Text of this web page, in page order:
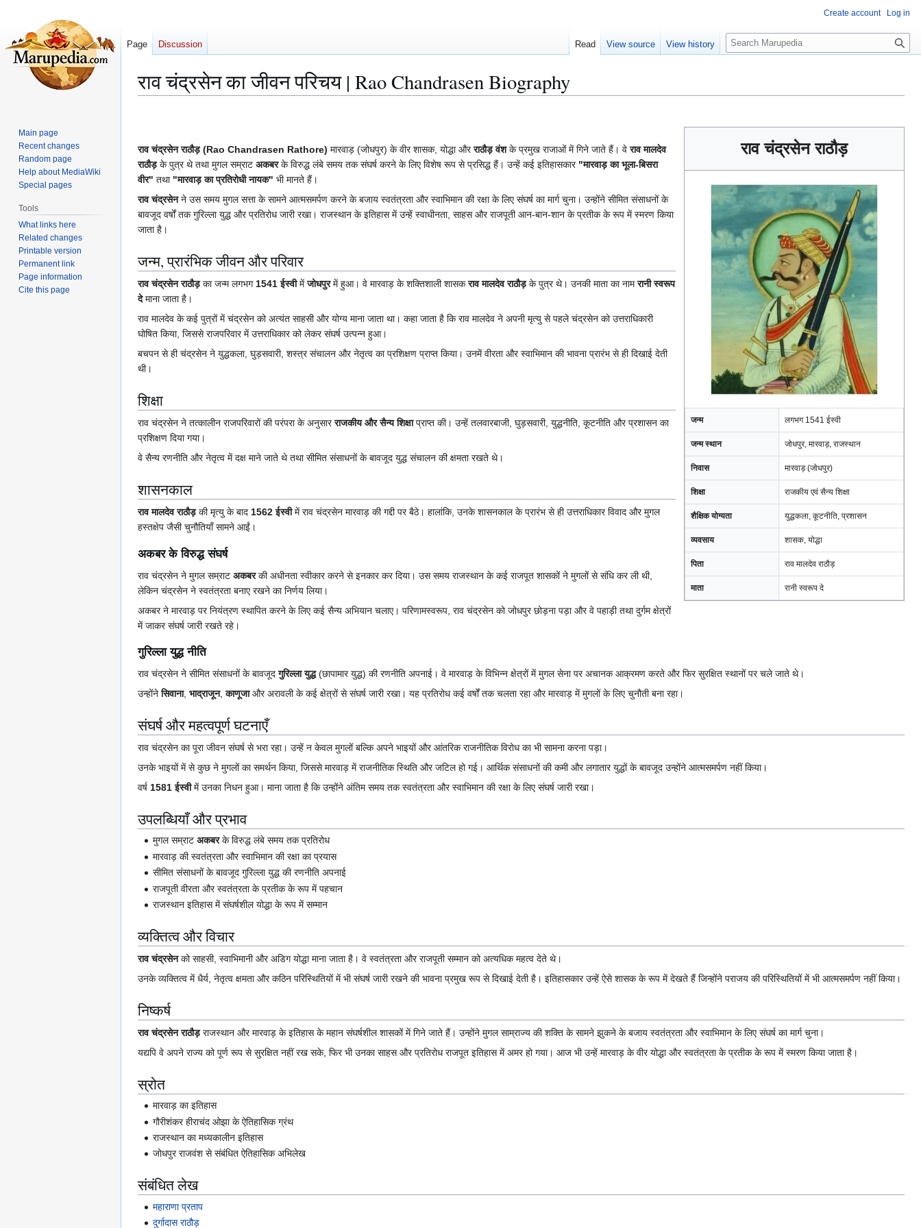
राव चंद्रसेन का जीवन परिचय | Rao Chandrasen Biography
navigation
search
राव चंद्रसेन राठौड़
जन्म लगभग 1541 ईस्वी
जन्म स्थान जोधपुर, मारवाड़, राजस्थान
निवास मारवाड़ (जोधपुर)
शिक्षा राजकीय एवं सैन्य शिक्षा
शैक्षिक योग्यता युद्धकला, कूटनीति, प्रशासन
व्यवसाय शासक, योद्धा
पिता राव मालदेव राठौड़
माता रानी स्वरूप दे
राव चंद्रसेन राठौड़ (Rao Chandrasen Rathore) मारवाड़ (जोधपुर) के वीर शासक, योद्धा औरराठौड़ वंशके प्रमुख राजाओं में गिने जाते हैं। वेराव मालदेव
राठौड़के पुत्र थे तथा मुगल सम्राट अकबरके विरुद्ध लंबे समय तक संघर्ष करने के लिए विशेष रूप से प्रसिद्ध हैं। उन्हें कई इतिहासकार "मारवाड़ का भूला-बिसरा
वीर" तथा "मारवाड़ का प्रतिरोधी नायक" भी मानते हैं।
राव चंद्रसेनने उस समय मुगल सत्ता के सामने आत्मसमर्पण करने के बजाय स्वतंत्रता और स्वाभिमान की रक्षा के लिए संघर्ष का मार्ग चुना। उन्होंने सीमित संसाधनों के
बावजूद वर्षों तक गुरिल्ला युद्ध और प्रतिरोध जारी रखा। राजस्थान के इतिहास में उन्हें स्वाधीनता, साहस और राजपूती आन-बान-शान के प्रतीक के रूप में स्मरण किया
जाता है।
जन्म, प्रारंभिक जीवन और परिवार
राव चंद्रसेन राठौड़का जन्म लगभग1541 ईस्वीमेंजोधपुरमें हुआ। वे मारवाड़ के शक्तिशाली शासकराव मालदेव राठौड़के पुत्र थे। उनकी माता का नामरानी स्वरूप
देमाना जाता है।
राव मालदेव के कई पुत्रों में चंद्रसेन को अत्यंत साहसी और योग्य माना जाता था। कहा जाता है कि राव मालदेव ने अपनी मृत्यु से पहले चंद्रसेन को उत्तराधिकारी
घोषित किया, जिससे राजपरिवार में उत्तराधिकार को लेकर संघर्ष उत्पन्न हुआ।
बचपन से ही चंद्रसेन ने युद्धकला, घुड़सवारी, शस्त्र संचालन और नेतृत्व का प्रशिक्षण प्राप्त किया। उनमें वीरता और स्वाभिमान की भावना प्रारंभ से ही दिखाई देती
थी।
शिक्षा
राव चंद्रसेन ने तत्कालीन राजपरिवारों की परंपरा के अनुसारराजकीय और सैन्य शिक्षाप्राप्त की। उन्हें तलवारबाजी, घुड़सवारी, युद्धनीति, कूटनीति और प्रशासन का
प्रशिक्षण दिया गया।
वे सैन्य रणनीति और नेतृत्व में दक्ष माने जाते थे तथा सीमित संसाधनों के बावजूद युद्ध संचालन की क्षमता रखते थे।
शासनकाल
राव मालदेव राठौड़की मृत्यु के बाद 1562 ईस्वीमें राव चंद्रसेन मारवाड़ की गद्दी पर बैठे। हालांकि, उनके शासनकाल के प्रारंभ से ही उत्तराधिकार विवाद और मुगल
हस्तक्षेप जैसी चुनौतियाँ सामने आईं।
अकबर के विरुद्ध संघर्ष
राव चंद्रसेन ने मुगल सम्राट अकबरकी अधीनता स्वीकार करने से इनकार कर दिया। उस समय राजस्थान के कई राजपूत शासकों ने मुगलों से संधि कर ली थी,
लेकिन चंद्रसेन ने स्वतंत्रता बनाए रखने का निर्णय लिया।
अकबर ने मारवाड़ पर नियंत्रण स्थापित करने के लिए कई सैन्य अभियान चलाए। परिणामस्वरूप, राव चंद्रसेन को जोधपुर छोड़ना पड़ा और वे पहाड़ी तथा दुर्गम क्षेत्रों
में जाकर संघर्ष जारी रखते रहे।
गुरिल्ला युद्ध नीति
राव चंद्रसेन ने सीमित संसाधनों के बावजूदगुरिल्ला युद्ध(छापामार युद्ध) की रणनीति अपनाई। वे मारवाड़ के विभिन्न क्षेत्रों में मुगल सेना पर अचानक आक्रमण करते और फिर सुरक्षित स्थानों पर चले जाते थे।
उन्होंनेसिवाना, भाद्राजून,काणूजाऔर अरावली के कई क्षेत्रों से संघर्ष जारी रखा। यह प्रतिरोध कई वर्षों तक चलता रहा और मारवाड़ में मुगलों के लिए चुनौती बना रहा।
संघर्ष और महत्वपूर्ण घटनाएँ
राव चंद्रसेन का पूरा जीवन संघर्ष से भरा रहा। उन्हें न केवल मुगलों बल्कि अपने भाइयों और आंतरिक राजनीतिक विरोध का भी सामना करना पड़ा।
उनके भाइयों में से कुछ ने मुगलों का समर्थन किया, जिससे मारवाड़ में राजनीतिक स्थिति और जटिल हो गई। आर्थिक संसाधनों की कमी और लगातार युद्धों के बावजूद उन्होंने आत्मसमर्पण नहीं किया।
वर्ष 1581 ईस्वीमें उनका निधन हुआ। माना जाता है कि उन्होंने अंतिम समय तक स्वतंत्रता और स्वाभिमान की रक्षा के लिए संघर्ष जारी रखा।
उपलब्धियाँ और प्रभाव
मुगल सम्राटअकबरके विरुद्ध लंबे समय तक प्रतिरोध
मारवाड़ की स्वतंत्रता और स्वाभिमान की रक्षा का प्रयास
सीमित संसाधनों के बावजूद गुरिल्ला युद्ध की रणनीति अपनाई
राजपूती वीरता और स्वतंत्रता के प्रतीक के रूप में पहचान
राजस्थान इतिहास में संघर्षशील योद्धा के रूप में सम्मान
व्यक्तित्व और विचार
राव चंद्रसेनको साहसी, स्वाभिमानी और अडिग योद्धा माना जाता है। वे स्वतंत्रता और राजपूती सम्मान को अत्यधिक महत्व देते थे।
उनके व्यक्तित्व में धैर्य, नेतृत्व क्षमता और कठिन परिस्थितियों में भी संघर्ष जारी रखने की भावना प्रमुख रूप से दिखाई देती है। इतिहासकार उन्हें ऐसे शासक के रूप में देखते हैं जिन्होंने पराजय की परिस्थितियों में भी आत्मसमर्पण नहीं किया।
निष्कर्ष
राव चंद्रसेन राठौड़राजस्थान और मारवाड़ के इतिहास के महान संघर्षशील शासकों में गिने जाते हैं। उन्होंने मुगल साम्राज्य की शक्ति के सामने झुकने के बजाय स्वतंत्रता और स्वाभिमान के लिए संघर्ष का मार्ग चुना।
यद्यपि वे अपने राज्य को पूर्ण रूप से सुरक्षित नहीं रख सके, फिर भी उनका साहस और प्रतिरोध राजपूत इतिहास में अमर हो गया। आज भी उन्हें मारवाड़ के वीर योद्धा और स्वतंत्रता के प्रतीक के रूप में स्मरण किया जाता है।
स्रोत
मारवाड़ का इतिहास
गौरीशंकर हीराचंद ओझा के ऐतिहासिक ग्रंथ
राजस्थान का मध्यकालीन इतिहास
जोधपुर राजवंश से संबंधित ऐतिहासिक अभिलेख
संबंधित लेख
महाराणा प्रताप
दुर्गादास राठौड़
Create account Log in
Page Discussion Read View source View history
S
e
c
Main page
Recent changes
Random page
Help about MediaWiki
Special pages
Tools
What links here
Related changes
Printable version
Permanent link
Page information
Cite this page